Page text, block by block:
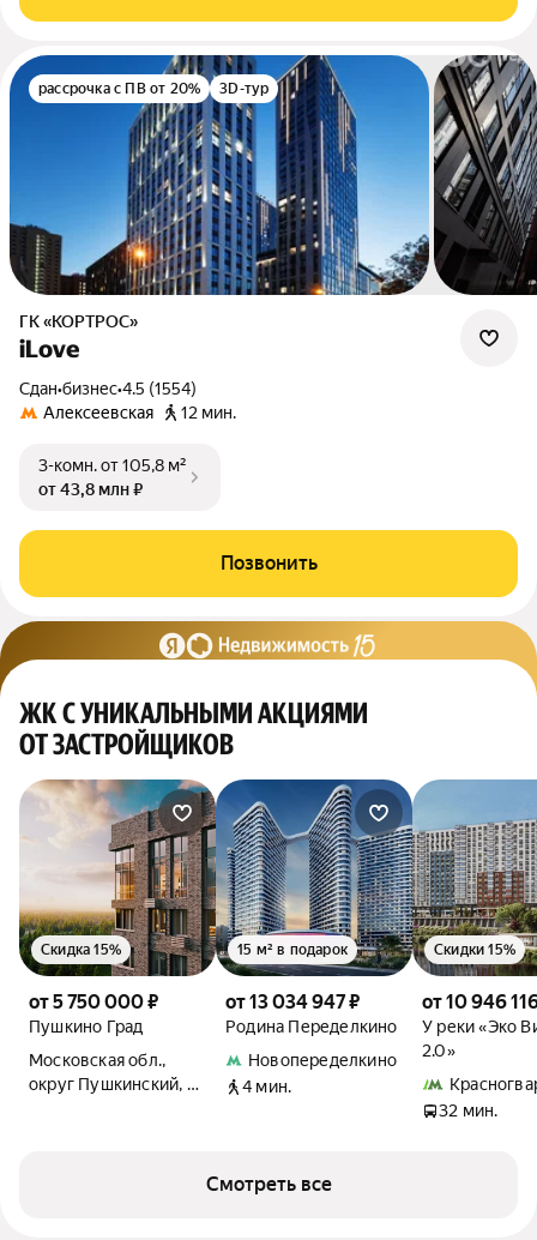
рассрочка с ПВ от 20% 3D-тур
ГК «КОРТРОС»
iLove
Сдан•бизнес•4.5 (1554)
Алексеевская
12 мин.
3-комн.от 105,8 м²
от 43,8 млн ₽
Позвонить
ЖК С УНИКАЛЬНЫМИ АКЦИЯМИ
ОТ ЗАСТРОЙЩИКОВ
от 5 750 000 ₽
Пушкино Град
Московская обл.,
округ Пушкинский, с.
Скидка 15%
от 13 034 947 ₽
Родина Переделкино
Новопеределкино
4 мин.
15 м² в подарок
от 10 946
У реки «Эко
2.0»
32 мин.
Скидки 15%
Смотреть все